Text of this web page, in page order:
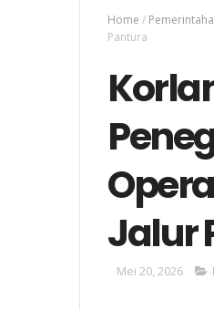
Home /
Pantura
Jalur
Mei 20, 2026